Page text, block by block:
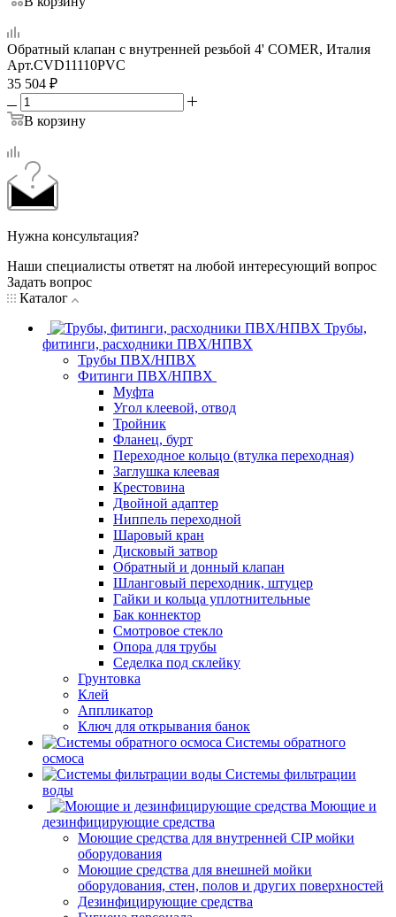
Обратный клапан с внутренней резьбой 4' COMER, Италия
Арт.CVD11110PVC
35 504 ₽
В корзину
Нужна консультация?
Наши специалисты ответят на любой интересующий вопрос
Задать вопрос
Каталог
Трубы,
фитинги, расходники ПВХ/НПВХ
Трубы ПВХ/НПВХ
Фитинги ПВХ/НПВХ
Муфта
Угол клеевой, отвод
Тройник
Фланец, бурт
Переходное кольцо (втулка переходная)
Заглушка клеевая
Крестовина
Двойной адаптер
Ниппель переходной
Шаровый кран
Дисковый затвор
Обратный и донный клапан
Шланговый переходник, штуцер
Гайки и кольца уплотнительные
Бак коннектор
Смотровое стекло
Опора для трубы
Седелка под склейку
Грунтовка
Клей
Аппликатор
Ключ для открывания банок
Системы обратного
осмоса
Системы фильтрации
воды
Моющие и
дезинфицирующие средства
Моющие средства для внутренней CIP мойки
оборудования
Моющие средства для внешней мойки
оборудования, стен, полов и других поверхностей
Дезинфицирующие средства